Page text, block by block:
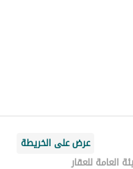
عرض على الخريطة
العامة للعقار